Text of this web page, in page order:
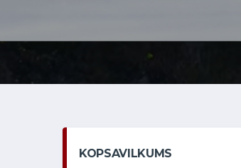
KOPSAVILKUMS